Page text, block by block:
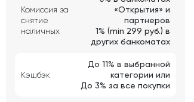
Комиссия за
снятие
наличных
«Открытия» и
партнеров
1% (min 299 руб.) в
других банкоматах
Кэшбэк
До 11% в выбранной
категории или
До 3% за все покупки